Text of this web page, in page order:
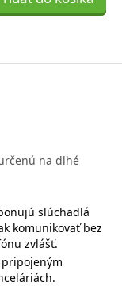
na dlhé
slúchadlá
komunikovať bez
zvlášť.